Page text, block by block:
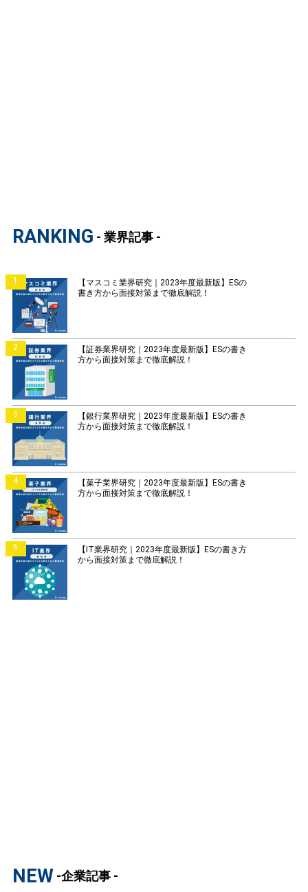
RANKING - 業界記事 -
1
【マスコミ業界研究｜2023年度最新版】ESの
書き方から面接対策まで徹底解説！
2
【証券業界研究｜2023年度最新版】ESの書き
方から面接対策まで徹底解説！
3
【銀行業界研究｜2023年度最新版】ESの書き
方から面接対策まで徹底解説！
4
【菓子業界研究｜2023年度最新版】ESの書き
方から面接対策まで徹底解説！
5
【IT業界研究｜2023年度最新版】ESの書き方
から面接対策まで徹底解説！
NEW -企業記事 -